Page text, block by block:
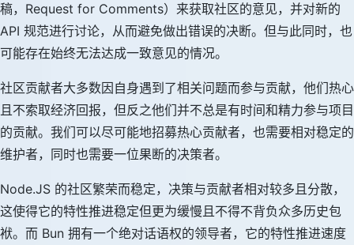
稿，Request for Comments）来获取社区的意见，并对新的
API 规范进行讨论，从而避免做出错误的决断。但与此同时，也
可能存在始终无法达成一致意见的情况。
社区贡献者大多数因自身遇到了相关问题而参与贡献，他们热心
且不索取经济回报，但反之他们并不总是有时间和精力参与项目
的贡献。我们可以尽可能地招募热心贡献者，也需要相对稳定的
维护者，同时也需要一位果断的决策者。
Node.JS 的社区繁荣而稳定，决策与贡献者相对较多且分散，
这使得它的特性推进稳定但更为缓慢且不得不背负众多历史包
袱。而 Bun 拥有一个绝对话语权的领导者，它的特性推进速度